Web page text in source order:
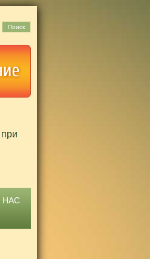
НАС